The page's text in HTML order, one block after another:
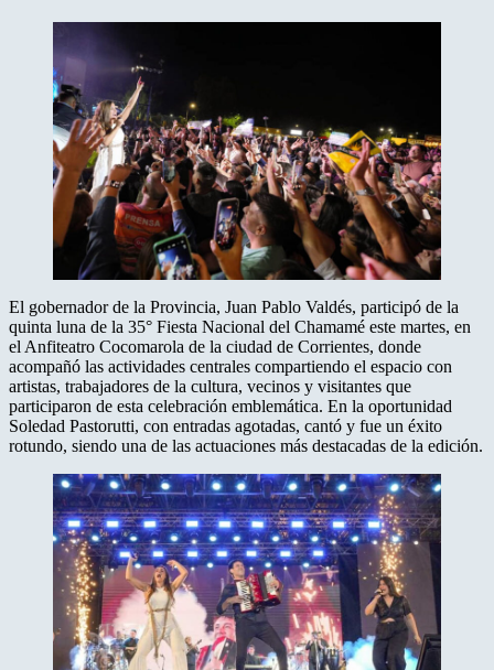
El gobernador de la Provincia, Juan Pablo Valdés, participó de la
quinta luna de la 35° Fiesta Nacional del Chamamé este martes, en
el Anfiteatro Cocomarola de la ciudad de Corrientes, donde
acompañó las actividades centrales compartiendo el espacio con
artistas, trabajadores de la cultura, vecinos y visitantes que
participaron de esta celebración emblemática. En la oportunidad
Soledad Pastorutti, con entradas agotadas, cantó y fue un éxito
rotundo, siendo una de las actuaciones más destacadas de la edición.